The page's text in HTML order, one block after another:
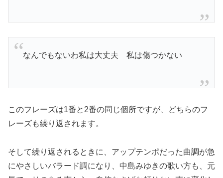
なんでもないわ私は大丈夫 私は傷つかない
このフレーズは1番と2番の同じ個所ですが、どちらのフ
レーズも繰り返されます。
そして繰り返されるときに、アップテンポだった曲調が急
にやさしいバラード調になり、中島みゆきの歌い方も、元